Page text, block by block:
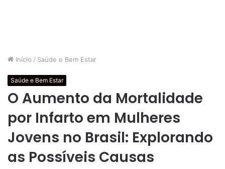
Início / Saúde e Bem Estar
Saúde e Bem Estar
O Aumento da Mortalidade
por Infarto em Mulheres
Jovens no Brasil: Explorando
as Possíveis Causas